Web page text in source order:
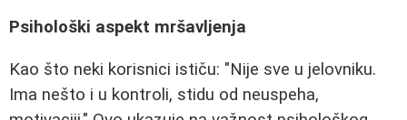
Psihološki aspekt mršavljenja
Kao što neki korisnici ističu: "Nije sve u jelovniku.
Ima nešto i u kontroli, stidu od neuspeha,